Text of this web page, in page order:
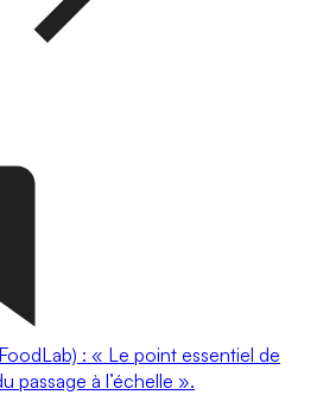
: « Le point essentiel de
passage à l’échelle ».